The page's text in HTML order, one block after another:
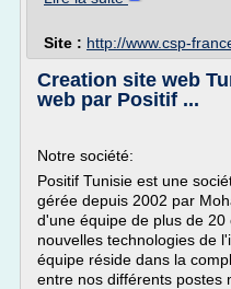
Site : http://www.csp-
Creation site web
web par Positif ...
Notre société:
Positif Tunisie est une
gérée depuis 2002 par
d'une équipe de plus de
nouvelles technologies de
équipe réside dans la
entre nos différents postes